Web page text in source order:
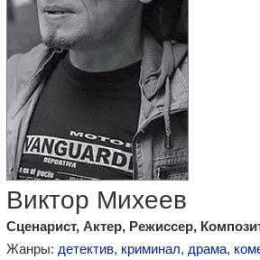
Виктор Михеев
Сценарист, Актер, Режиссер,
Жанры: детектив, криминал, драма,